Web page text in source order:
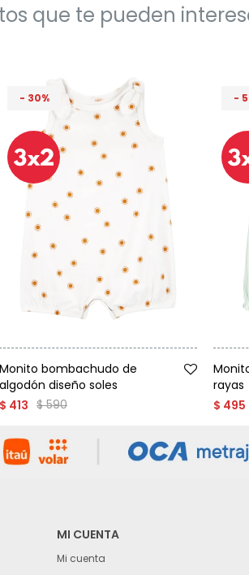
que te pueden
30
Monito bombachudo de
algodón diseño soles
$ 413 $ 590
rayas
$ 495
MI CUENTA
Mi cuenta